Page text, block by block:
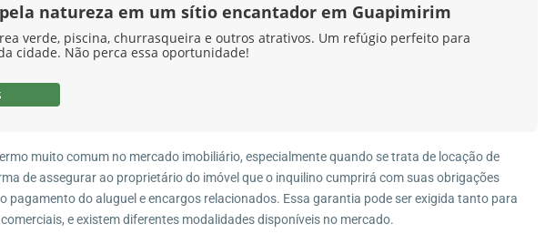
natureza em um sítio encantador em Guapimirim
verde, piscina, churrasqueira e outros atrativos. Um refúgio perfeito para
cidade. Não perca essa oportunidade!
muito comum no mercado imobiliário, especialmente quando se trata de locação de
de assegurar ao proprietário do imóvel que o inquilino cumprirá com suas obrigações
pagamento do aluguel e encargos relacionados. Essa garantia pode ser exigida tanto para
e existem diferentes modalidades disponíveis no mercado.